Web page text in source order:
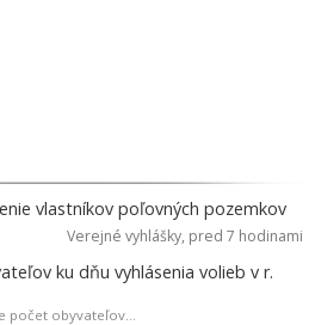
vlastníkov poľovných pozemkov
Verejné vyhlášky, pred 7 hodinami
ku dňu vyhlásenia volieb v r.
počet obyvateľov...